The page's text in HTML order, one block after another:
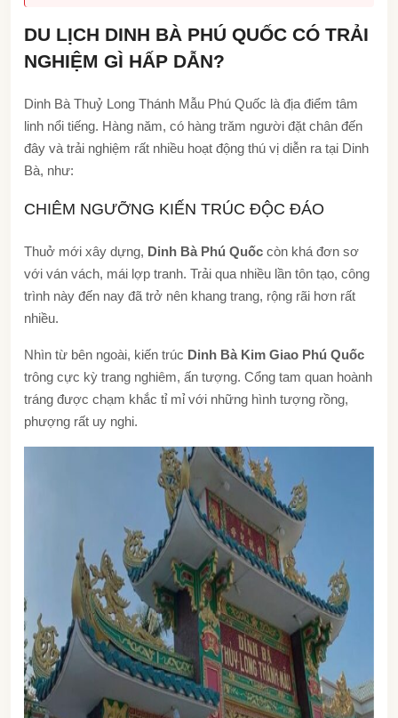
DU LỊCH DINH BÀ PHÚ QUỐC CÓ TRẢI
NGHIỆM GÌ HẤP DẪN?
Dinh Bà Thuỷ Long Thánh Mẫu Phú Quốc là địa điểm tâm
linh nổi tiếng. Hàng năm, có hàng trăm người đặt chân đến
đây và trải nghiệm rất nhiều hoạt động thú vị diễn ra tại Dinh
Bà, như:
CHIÊM NGƯỠNG KIẾN TRÚC ĐỘC ĐÁO
Thuở mới xây dựng, Dinh Bà Phú Quốc còn khá đơn sơ
với ván vách, mái lợp tranh. Trải qua nhiều lần tôn tạo, công
trình này đến nay đã trở nên khang trang, rộng rãi hơn rất
nhiều.
Nhìn từ bên ngoài, kiến trúc Dinh Bà Kim Giao Phú Quốc
trông cực kỳ trang nghiêm, ấn tượng. Cổng tam quan hoành
tráng được chạm khắc tỉ mỉ với những hình tượng rồng,
phượng rất uy nghi.